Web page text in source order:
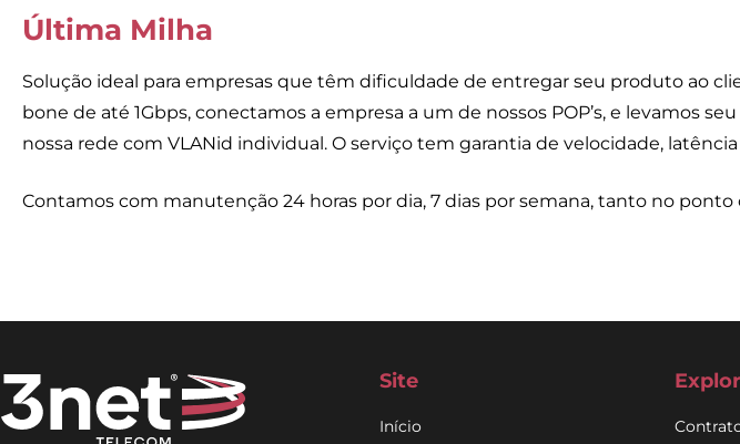
Última Milha
Solução ideal para empresas que têm dificuldade de entregar seu produto ao
bone de até 1Gbps, conectamos a empresa a um de nossos POP’s, e levamos
nossa rede com VLANid individual. O serviço tem garantia de velocidade, latência
Contamos com manutenção 24 horas por dia, 7 dias por semana, tanto no
Site
Início